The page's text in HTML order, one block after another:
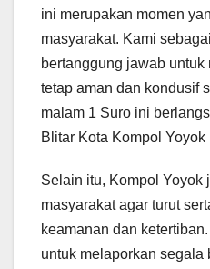
ini merupakan momen
masyarakat. Kami
bertanggung jawab untuk
tetap aman dan kondusif
malam 1 Suro ini
Blitar Kota Kompol
Selain itu, Kompol Yoyok
masyarakat agar turut
keamanan dan
untuk melaporkan segala